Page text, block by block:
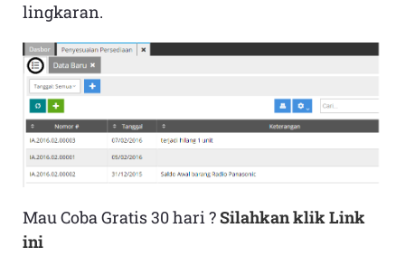
lingkaran.
Mau Coba Gratis 30 hari ?Silahkan klik Link
ini